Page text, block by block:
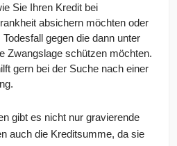
Sie Ihren Kredit bei
absichern möchten oder
gegen die dann unter
Zwangslage schützen möchten.
gern bei der Suche nach einer
gibt es nicht nur gravierende
auch die Kreditsumme, da sie